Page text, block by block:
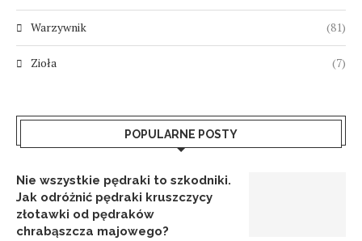
Warzywnik (81)
Zioła (7)
POPULARNE POSTY
Nie wszystkie pędraki to szkodniki.
Jak odróżnić pędraki kruszczycy
złotawki od pędraków
chrabąszcza majowego?